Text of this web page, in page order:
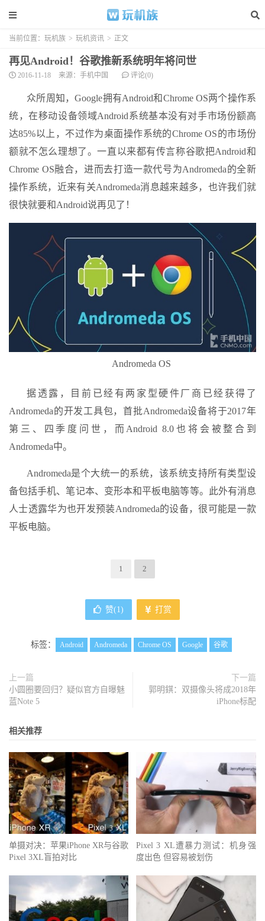
当前位置： 玩机族 > 玩机资讯 > 正文
再见Android！谷歌推新系统明年将问世
2016-11-18 来源：手机中国 评论(0)
众所周知，Google拥有Android和Chrome OS两个操作系
统，在移动设备领域Android系统基本没有对手市场份额高
达85%以上，不过作为桌面操作系统的Chrome OS的市场份
额就不怎么理想了。一直以来都有传言称谷歌把Android和
Chrome OS融合，进而去打造一款代号为Andromeda的全新
操作系统，近来有关Andromeda消息越来越多，也许我们就
很快就要和Android说再见了！
Andromeda OS
据透露，目前已经有两家型硬件厂商已经获得了
Andromeda的开发工具包，首批Andromeda设备将于2017年
第三、四季度问世，而Android 8.0也将会被整合到
Andromeda中。
Andromeda是个大统一的系统，该系统支持所有类型设
备包括手机、笔记本、变形本和平板电脑等等。此外有消息
人士透露华为也开发预装Andromeda的设备，很可能是一款
平板电脑。
1 2
赞(1) 打赏
标签： Android Andromeda Chrome OS Google 谷歌
上一篇
小圆圈要回归？疑似官方自曝魅
蓝Note 5
下一篇
郭明錤：双摄像头将成2018年
iPhone标配
相关推荐
单摄对决：苹果iPhone XR与谷歌
Pixel 3XL盲拍对比
Pixel 3 XL遭暴力测试：机身强
度出色 但容易被划伤